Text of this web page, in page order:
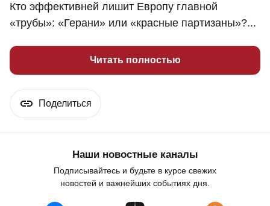
Кто эффективней лишит Европу главной
«трубы»: «Герани» или «красные партизаны»?...
Читать полностью
Поделиться
Наши новостные каналы
Подписывайтесь и будьте в курсе свежих
новостей и важнейших событиях дня.